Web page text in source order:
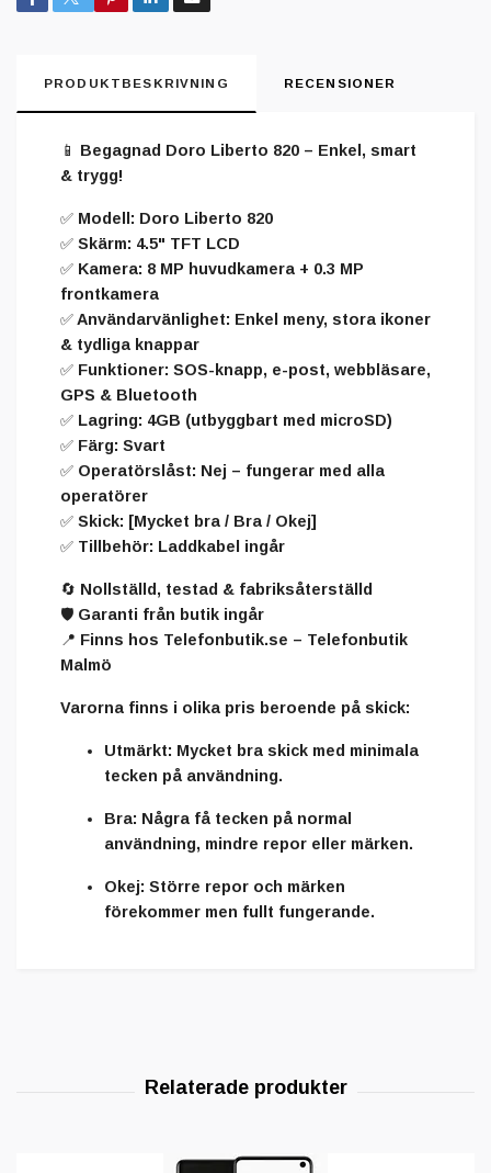
PRODUKTBESKRIVNING RECENSIONER
📱 Begagnad Doro Liberto 820 – Enkel, smart
& trygg!
✅ Modell: Doro Liberto 820
✅ Skärm: 4.5" TFT LCD
✅ Kamera: 8 MP huvudkamera + 0.3 MP
frontkamera
✅ Användarvänlighet: Enkel meny, stora ikoner
& tydliga knappar
✅ Funktioner: SOS-knapp, e-post, webbläsare,
GPS & Bluetooth
✅ Lagring: 4GB (utbyggbart med microSD)
✅ Färg: Svart
✅ Operatörslåst: Nej – fungerar med alla
operatörer
✅ Skick: [Mycket bra / Bra / Okej]
✅ Tillbehör: Laddkabel ingår
🔄 Nollställd, testad & fabriksåterställd
🛡️ Garanti från butik ingår
📍 Finns hos Telefonbutik.se – Telefonbutik
Malmö
Varorna finns i olika pris beroende på skick:
Utmärkt: Mycket bra skick med minimala
tecken på användning.
Bra: Några få tecken på normal
användning, mindre repor eller märken.
Okej: Större repor och märken
förekommer men fullt fungerande.